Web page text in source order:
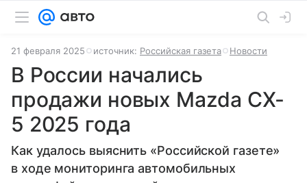
21 февраля 2025 источник: Российская газета Новости
В России начались
продажи новых Mazda CX-
5 2025 года
Как удалось выяснить «Российской газете»
в ходе мониторинга автомобильных